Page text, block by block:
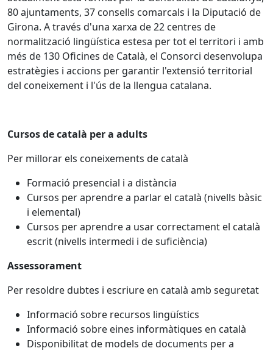
80 ajuntaments, 37 consells comarcals i la Diputació de
Girona. A través d'una xarxa de 22 centres de
normalització lingüística estesa per tot el territori i amb
més de 130 Oficines de Català, el Consorci desenvolupa
estratègies i accions per garantir l'extensió territorial
del coneixement i l'ús de la llengua catalana.
Cursos de català per a adults
Per millorar els coneixements de català
Formació presencial i a distància
Cursos per aprendre a parlar el català (nivells bàsic
i elemental)
Cursos per aprendre a usar correctament el català
escrit (nivells intermedi i de suficiència)
Assessorament
Per resoldre dubtes i escriure en català amb seguretat
Informació sobre recursos lingüístics
Informació sobre eines informàtiques en català
Disponibilitat de models de documents per a